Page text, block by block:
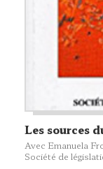
Les sources
Avec Emanuela
Société de